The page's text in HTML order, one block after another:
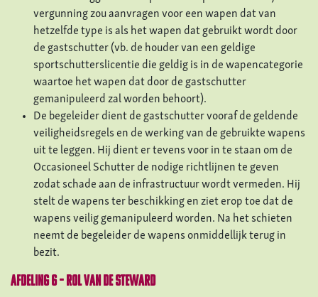
vergunning zou aanvragen voor een wapen dat van
hetzelfde type is als het wapen dat gebruikt wordt door
de gastschutter (vb. de houder van een geldige
sportschutterslicentie die geldig is in de wapencategorie
waartoe het wapen dat door de gastschutter
gemanipuleerd zal worden behoort).
De begeleider dient de gastschutter vooraf de geldende
veiligheidsregels en de werking van de gebruikte wapens
uit te leggen. Hij dient er tevens voor in te staan om de
Occasioneel Schutter de nodige richtlijnen te geven
zodat schade aan de infrastructuur wordt vermeden. Hij
stelt de wapens ter beschikking en ziet erop toe dat de
wapens veilig gemanipuleerd worden. Na het schieten
neemt de begeleider de wapens onmiddellijk terug in
bezit.
Afdeling 6 – Rol van de Steward